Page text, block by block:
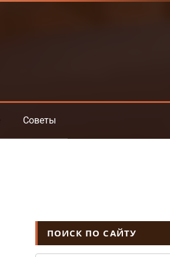
Советы
ПОИСК ПО САЙТУ